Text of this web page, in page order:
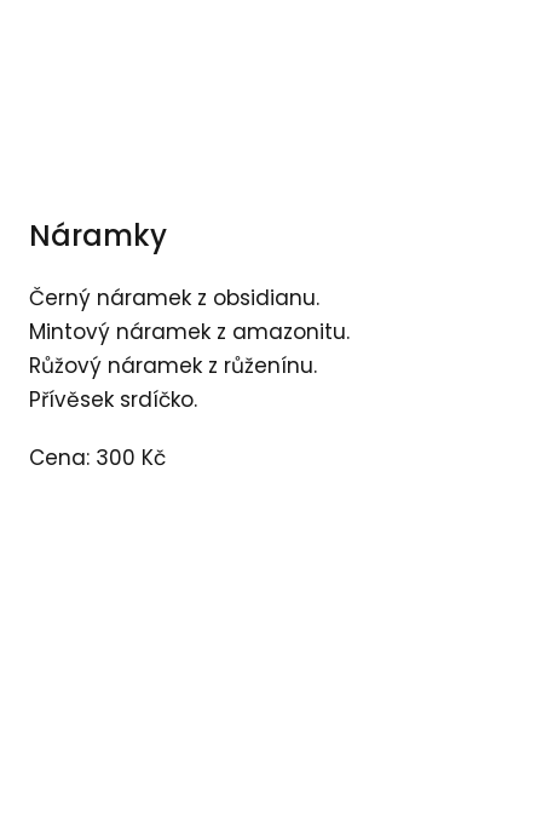
Náramky
Černý náramek z obsidianu.
Mintový náramek z amazonitu.
Růžový náramek z růženínu.
Přívěsek srdíčko.
Cena: 300 Kč